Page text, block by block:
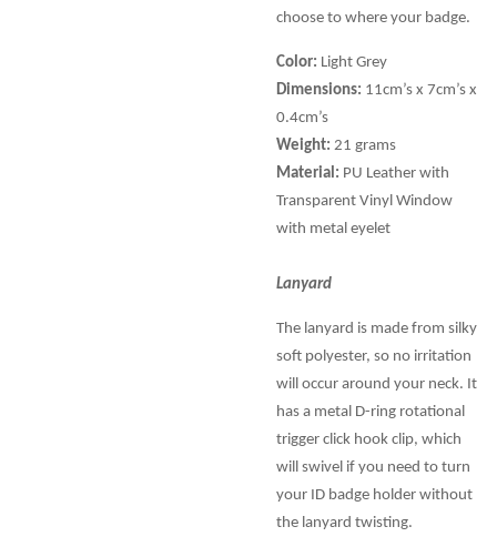
choose to where your badge.
Color: Light Grey
Dimensions: 11cm’s x 7cm’s x
0.4cm’s
Weight: 21 grams
Material: PU Leather with
Transparent Vinyl Window
with metal eyelet
Lanyard
The lanyard is made from silky
soft polyester, so no irritation
will occur around your neck. It
has a metal D-ring rotational
trigger click hook clip, which
will swivel if you need to turn
your ID badge holder without
the lanyard twisting.